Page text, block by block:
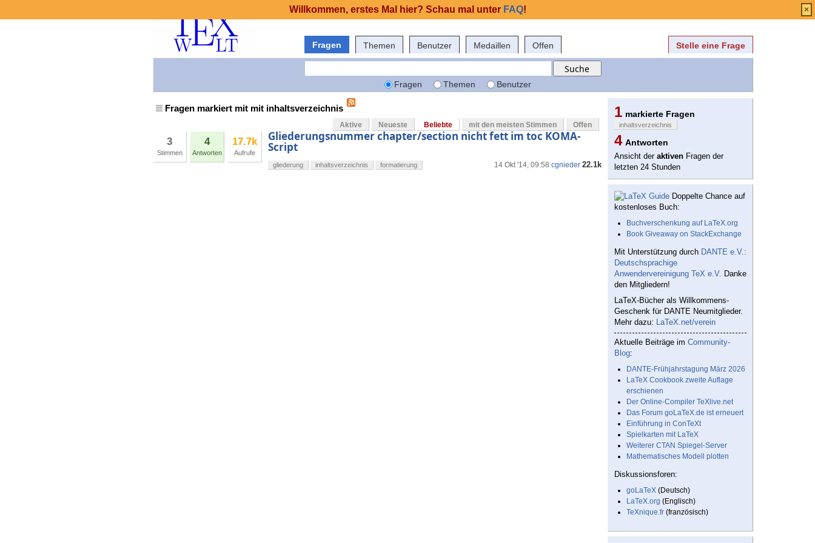
Fragen Themen Benutzer Medaillen Offen Stelle eine Frage
Fragen Themen Benutzer
Fragen markiert mit mit inhaltsverzeichnis
Aktive Neueste Beliebte mit den meisten Stimmen Offen
3
Stimmen
4
Antworten
17.7k
Aufrufe
Gliederungsnummer chapter/section nicht fett im toc KOMA-
Script
14 Okt '14, 09:58 cgnieder 22.1k
gliederung inhaltsverzeichnis formatierung
1 markierte Fragen
inhaltsverzeichnis
4 Antworten
Ansicht der aktiven Fragen der
letzten 24 Stunden
Doppelte Chance auf
kostenloses Buch:
Buchverschenkung auf LaTeX.org
Book Giveaway on StackExchange
Mit Unterstützung durch DANTE e.V.:
Deutschsprachige
Anwendervereinigung TeX e.V. Danke
den Mitgliedern!
LaTeX-Bücher als Willkommens-
Geschenk für DANTE Neumitglieder.
Mehr dazu: LaTeX.net/verein
Aktuelle Beiträge im Community-
Blog:
DANTE-Frühjahrstagung März 2026
LaTeX Cookbook zweite Auflage
erschienen
Der Online-Compiler TeXlive.net
Das Forum goLaTeX.de ist erneuert
Einführung in ConTeXt
Spielkarten mit LaTeX
Weiterer CTAN Spiegel-Server
Mathematisches Modell plotten
Diskussionsforen:
goLaTeX (Deutsch)
LaTeX.org (Englisch)
TeXnique.fr (französisch)
Willkommen, erstes Mal hier? Schau mal unter FAQ! ×